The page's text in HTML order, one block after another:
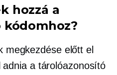
hozzá a
megkezdése előtt el
adnia a tárolóazonosító